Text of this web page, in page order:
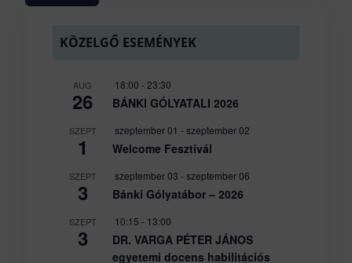
KÖZELGŐ ESEMÉNYEK
AUG
26
18:00 - 23:30
BÁNKI GÓLYATALI 2026
SZEPT
1
szeptember 01 -szeptember 02
Welcome Fesztivál
SZEPT
3
szeptember 03 -szeptember 06
Bánki Gólyatábor – 2026
SZEPT
3
10:15 - 13:00
DR. VARGA PÉTER JÁNOS
egyetemi docens habilitációs